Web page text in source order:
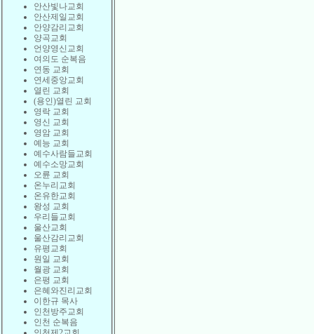
안산빛나교회
안산제일교회
안양감리교회
양곡교회
언양영신교회
여의도 순복음
연동 교회
연세중앙교회
열린 교회
(용인)열린 교회
영락 교회
영신 교회
영암 교회
예능 교회
예수사람들교회
예수소망교회
오륜 교회
온누리교회
온유한교회
왕성 교회
우리들교회
울산교회
울산감리교회
유평교회
원일 교회
월광 교회
은평 교회
은혜와진리교회
이한규 목사
인천방주교회
인천 순복음